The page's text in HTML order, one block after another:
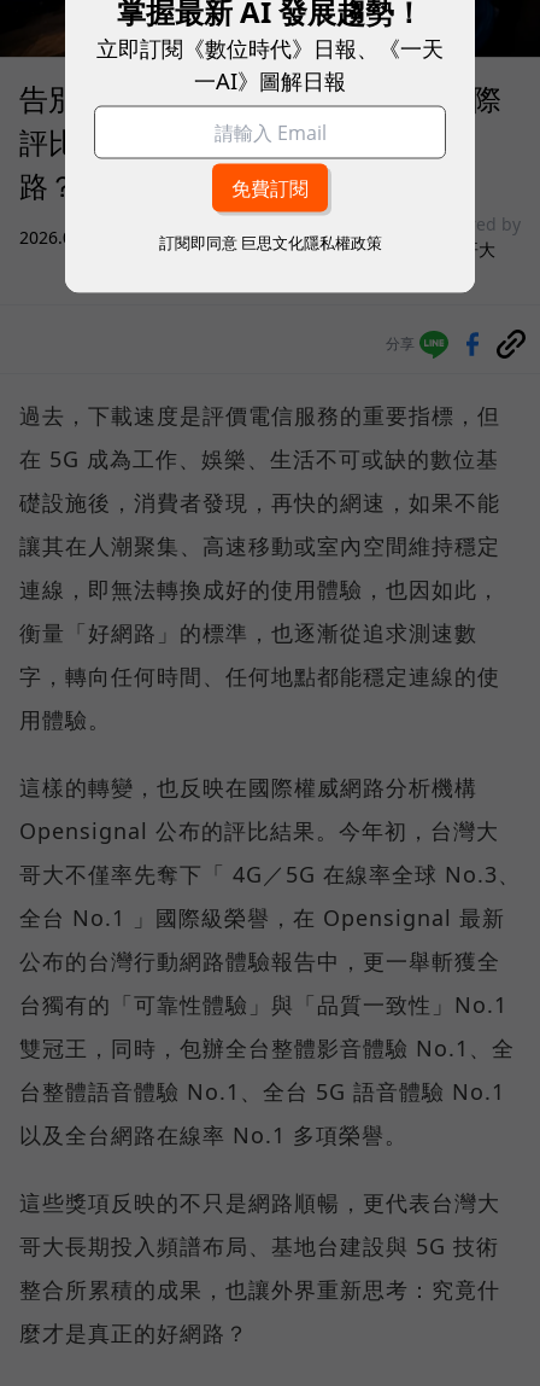
告別「極速迷思」！Opensignal 國際
評比揭密：什麼才是 5G 時代的好網
路？
2026.08.03 3C生活
sponsored by
台灣大哥大
分享
過去，下載速度是評價電信服務的重要指標，但
在 5G 成為工作、娛樂、生活不可或缺的數位基
礎設施後，消費者發現，再快的網速，如果不能
讓其在人潮聚集、高速移動或室內空間維持穩定
連線，即無法轉換成好的使用體驗，也因如此，
衡量「好網路」的標準，也逐漸從追求測速數
字，轉向任何時間、任何地點都能穩定連線的使
用體驗。
這樣的轉變，也反映在國際權威網路分析機構
Opensignal 公布的評比結果。今年初，台灣大
哥大不僅率先奪下「 4G／5G 在線率全球 No.3、
全台 No.1 」國際級榮譽，在 Opensignal 最新
公布的台灣行動網路體驗報告中，更一舉斬獲全
台獨有的「可靠性體驗」與「品質一致性」No.1
雙冠王，同時，包辦全台整體影音體驗 No.1、全
台整體語音體驗 No.1、全台 5G 語音體驗 No.1
以及全台網路在線率 No.1 多項榮譽。
這些獎項反映的不只是網路順暢，更代表台灣大
哥大長期投入頻譜布局、基地台建設與 5G 技術
整合所累積的成果，也讓外界重新思考：究竟什
麼才是真正的好網路？
掌握最新 AI 發展趨勢！
立即訂閱《數位時代》日報、《一天
一AI》圖解日報
訂閱即同意 巨思文化隱私權政策